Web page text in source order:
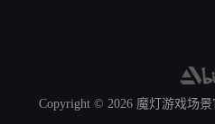
Copyright © 2026魔灯游戏场景